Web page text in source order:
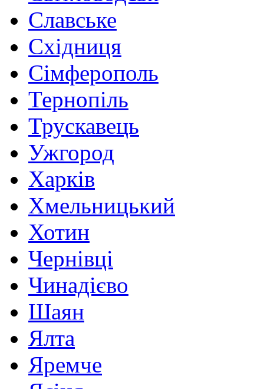
Славське
Східниця
Сімферополь
Тернопіль
Трускавець
Ужгород
Харків
Хмельницький
Хотин
Чернівці
Чинадієво
Шаян
Ялта
Яремче